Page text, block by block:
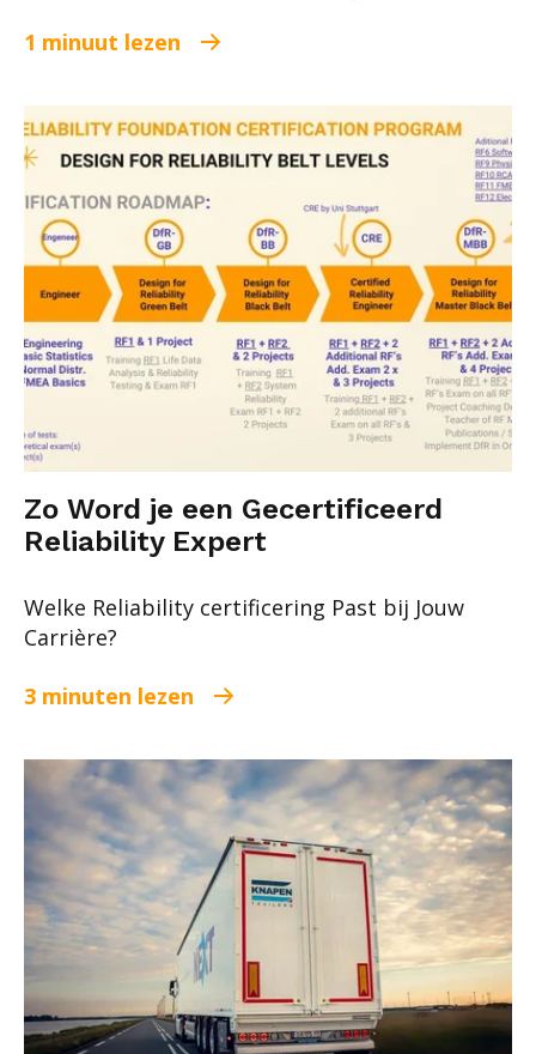
1 minuut lezen
Zo Word je een Gecertificeerd
Reliability Expert
Welke Reliability certificering Past bij Jouw
Carrière?
3 minuten lezen